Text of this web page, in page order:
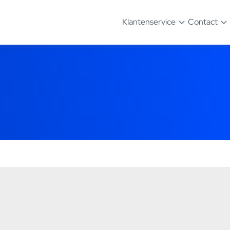
Klantenservice Contact